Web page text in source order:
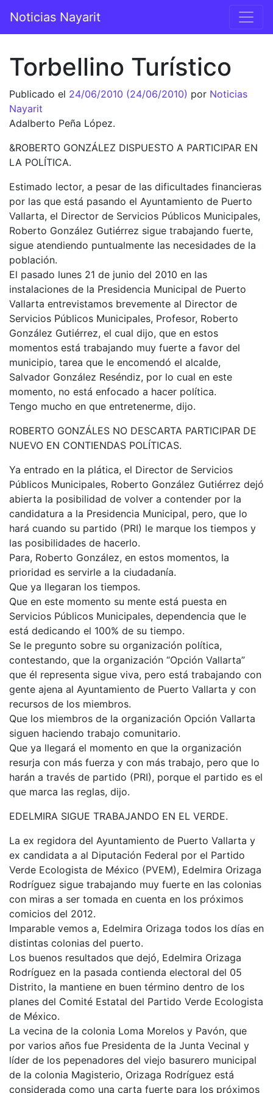
Navegación principal
Noticias Nayarit
Torbellino Turístico
Publicado el 24/06/2010 (24/06/2010) por Noticias
Nayarit
Adalberto Peña López.
&ROBERTO GONZÁLEZ DISPUESTO A PARTICIPAR EN
LA POLÍTICA.
Estimado lector, a pesar de las dificultades financieras
por las que está pasando el Ayuntamiento de Puerto
Vallarta, el Director de Servicios Públicos Municipales,
Roberto González Gutiérrez sigue trabajando fuerte,
sigue atendiendo puntualmente las necesidades de la
población.
El pasado lunes 21 de junio del 2010 en las
instalaciones de la Presidencia Municipal de Puerto
Vallarta entrevistamos brevemente al Director de
Servicios Públicos Municipales, Profesor, Roberto
González Gutiérrez, el cual dijo, que en estos
momentos está trabajando muy fuerte a favor del
municipio, tarea que le encomendó el alcalde,
Salvador González Reséndiz, por lo cual en este
momento, no está enfocado a hacer política.
Tengo mucho en que entretenerme, dijo.
ROBERTO GONZÁLES NO DESCARTA PARTICIPAR DE
NUEVO EN CONTIENDAS POLÍTICAS.
Ya entrado en la plática, el Director de Servicios
Públicos Municipales, Roberto González Gutiérrez dejó
abierta la posibilidad de volver a contender por la
candidatura a la Presidencia Municipal, pero, que lo
hará cuando su partido (PRI) le marque los tiempos y
las posibilidades de hacerlo.
Para, Roberto González, en estos momentos, la
prioridad es servirle a la ciudadanía.
Que ya llegaran los tiempos.
Que en este momento su mente está puesta en
Servicios Públicos Municipales, dependencia que le
está dedicando el 100% de su tiempo.
Se le pregunto sobre su organización política,
contestando, que la organización “Opción Vallarta”
que él representa sigue viva, pero está trabajando con
gente ajena al Ayuntamiento de Puerto Vallarta y con
recursos de los miembros.
Que los miembros de la organización Opción Vallarta
siguen haciendo trabajo comunitario.
Que ya llegará el momento en que la organización
resurja con más fuerza y con más trabajo, pero que lo
harán a través de partido (PRI), porque el partido es el
que marca las reglas, dijo.
EDELMIRA SIGUE TRABAJANDO EN EL VERDE.
La ex regidora del Ayuntamiento de Puerto Vallarta y
ex candidata a al Diputación Federal por el Partido
Verde Ecologista de México (PVEM), Edelmira Orizaga
Rodríguez sigue trabajando muy fuerte en las colonias
con miras a ser tomada en cuenta en los próximos
comicios del 2012.
Imparable vemos a, Edelmira Orizaga todos los días en
distintas colonias del puerto.
Los buenos resultados que dejó, Edelmira Orizaga
Rodríguez en la pasada contienda electoral del 05
Distrito, la mantiene en buen término dentro de los
planes del Comité Estatal del Partido Verde Ecologista
de México.
La vecina de la colonia Loma Morelos y Pavón, que
por varios años fue Presidenta de la Junta Vecinal y
líder de los pepenadores del viejo basurero municipal
de la colonia Magisterio, Orizaga Rodríguez está
considerada como una carta fuerte para los próximos